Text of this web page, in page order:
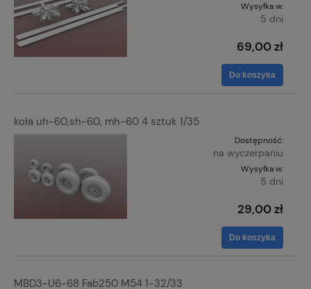
Wysyłka w:
5 dni
69,00 zł
Do koszyka
koła uh-60,sh-60, mh-60 4 sztuk 1/35
Dostępność:
na wyczerpaniu
Wysyłka w:
5 dni
29,00 zł
Do koszyka
MBD3-U6-68 Fab250 M54 1-32/33